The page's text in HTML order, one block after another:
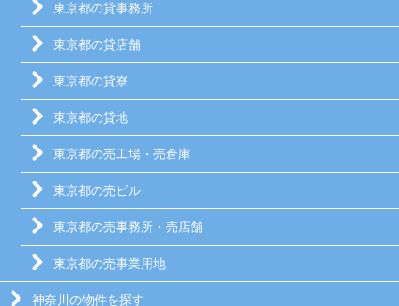
東京都の貸事務所
東京都の貸店舗
東京都の貸寮
東京都の貸地
東京都の売工場・売倉庫
東京都の売ビル
東京都の売事務所・売店舗
東京都の売事業用地
神奈川の物件を探す